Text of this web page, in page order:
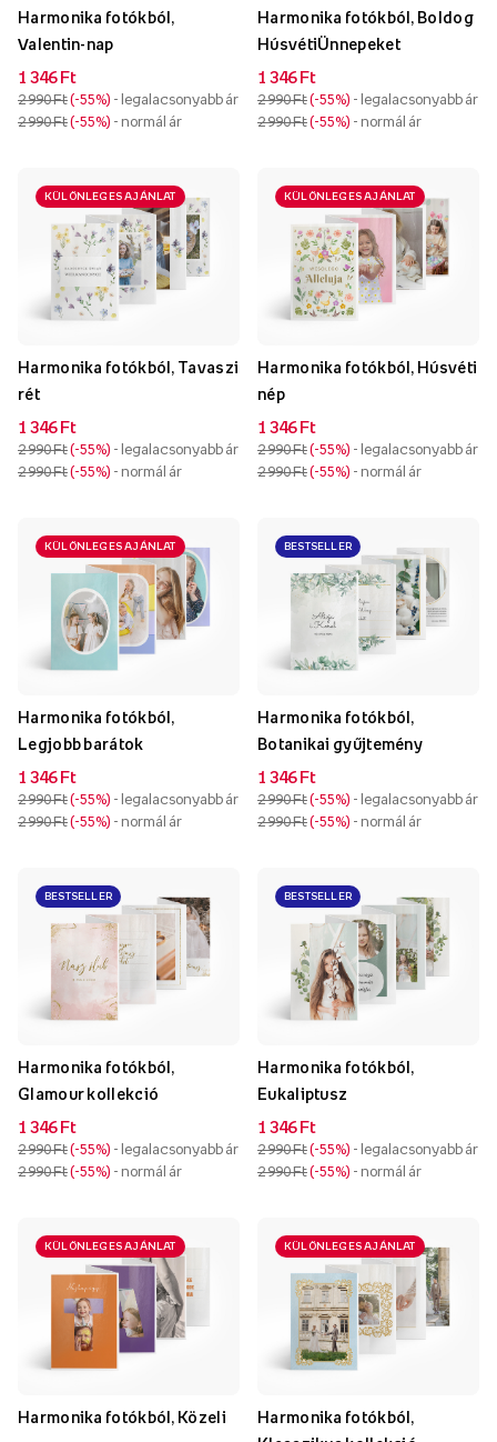
Harmonika fotókból,
Valentin-nap
1 346 Ft
2 990 Ft -55% - legalacsonyabb ár
2 990 Ft -55% - normál ár
Harmonika fotókból, Boldog
HúsvétiÜnnepeket
1 346 Ft
2 990 Ft -55% - legalacsonyabb ár
2 990 Ft -55% - normál ár
KÜLÖNLEGES AJÁNLAT
Harmonika fotókból, Tavaszi
rét
1 346 Ft
2 990 Ft -55% - legalacsonyabb ár
2 990 Ft -55% - normál ár
KÜLÖNLEGES AJÁNLAT
Harmonika fotókból, Húsvéti
nép
1 346 Ft
2 990 Ft -55% - legalacsonyabb ár
2 990 Ft -55% - normál ár
KÜLÖNLEGES AJÁNLAT
Harmonika fotókból,
Legjobb barátok
1 346 Ft
2 990 Ft -55% - legalacsonyabb ár
2 990 Ft -55% - normál ár
BESTSELLER
Harmonika fotókból,
Botanikai gyűjtemény
1 346 Ft
2 990 Ft -55% - legalacsonyabb ár
2 990 Ft -55% - normál ár
BESTSELLER
Harmonika fotókból,
Glamour kollekció
1 346 Ft
2 990 Ft -55% - legalacsonyabb ár
2 990 Ft -55% - normál ár
BESTSELLER
Harmonika fotókból,
Eukaliptusz
1 346 Ft
2 990 Ft -55% - legalacsonyabb ár
2 990 Ft -55% - normál ár
KÜLÖNLEGES AJÁNLAT
Harmonika fotókból, Közeli
KÜLÖNLEGES AJÁNLAT
Harmonika fotókból,